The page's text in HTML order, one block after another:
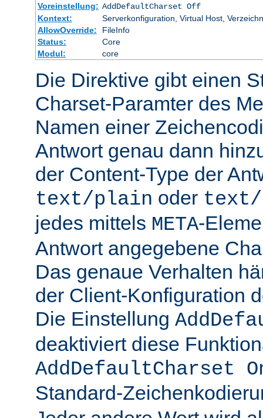
Voreinstellung: AddDefaultCharset Off
Kontext:
Serverkonfiguration, Virtual Host,
AllowOverride:
FileInfo
Status:
Core
Modul:
core
Die Direktive gibt einen
Charset-Paramter des
Namen einer
Antwort genau dann
der Content-Type der
text/plain oder text/
jedes mittels META-
Antwort angegebene
Das genaue Verhalten
der Client-Konfiguration
Die Einstellung
deaktiviert diese
AddDefaultCharset
Standard-